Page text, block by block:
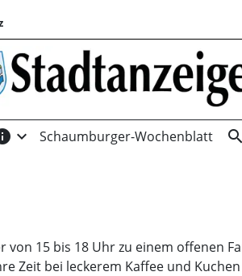
expand_more Schaumburger-Wochenblatt search
15 bis 18 Uhr zu einem offenen
Zeit bei leckerem Kaffee und